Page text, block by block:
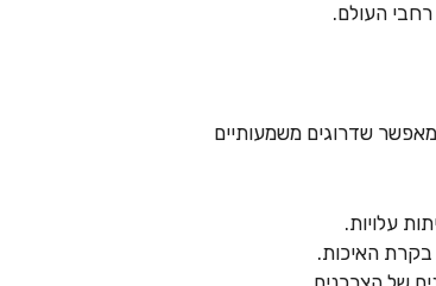
רחבי העולם.
שדרוגים משמעותיים
עלויות.
בקרת האיכות.